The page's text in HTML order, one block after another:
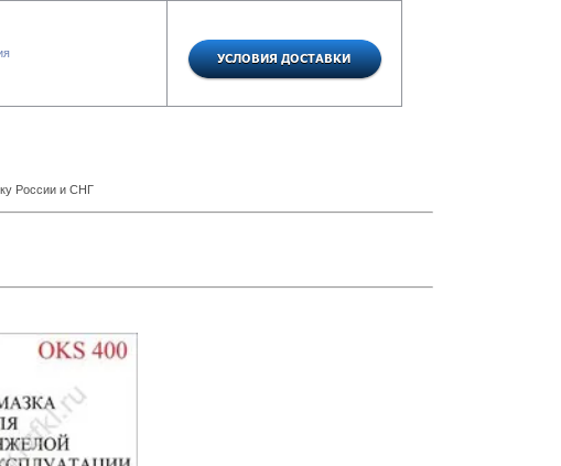
России и СНГ